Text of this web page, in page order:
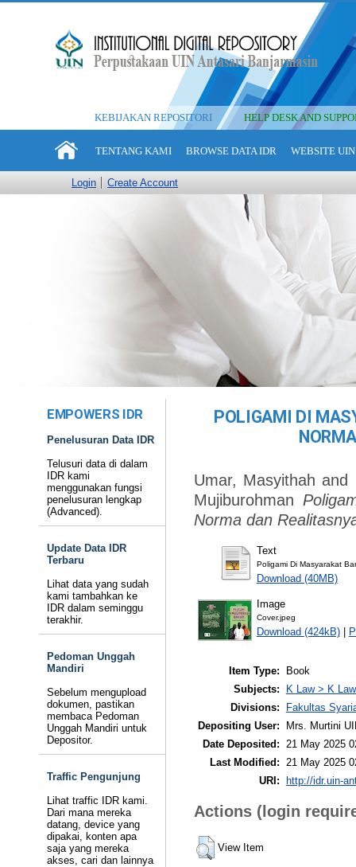
KEBIJAKAN REPOSITORI HELP DESK AND
TENTANG KAMI BROWSE DATA IDR WEBSITE
Login Create Account
EMPOWERS IDR
Penelusuran Data IDR
Telusuri data di dalam
IDR kami
menggunakan fungsi
penelusuran lengkap
(Advanced).
Update Data IDR
Terbaru
Lihat data yang sudah
kami tambahkan ke
IDR dalam seminggu
terakhir.
Pedoman Unggah
Mandiri
Sebelum mengupload
dokumen, pastikan
membaca Pedoman
Unggah Mandiri untuk
Depositor.
Traffic Pengunjung
Lihat traffic IDR kami.
Dari mana mereka
datang, device yang
dipakai, konten apa
saja yang mereka
akses, cari dan lainnya
POLIGAMI DI
Umar, Masyithah and
Mujiburohman
Norma dan
Text
Poligami Di Masyarakat
Download (40MB)
Image
Cover.jpeg
Download (424kB)|
Item Type:
Book
Subjects:
K Law > K
Divisions:
Fakultas
Depositing User:
Mrs. Murtini
Date Deposited:
21 May 2025
Last Modified:
21 May 2025
URI:
http://idr.uin-
Actions (login
View Item